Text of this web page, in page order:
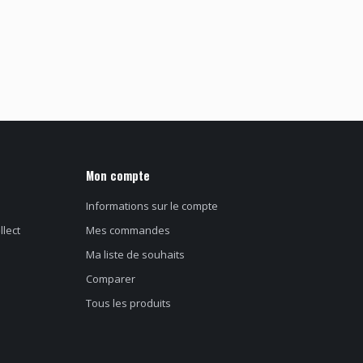
Mon compte
Informations sur le compte
Mes commandes
Ma liste de souhaits
Comparer
Tous les produits